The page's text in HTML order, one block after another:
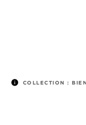
info COLLECTION :